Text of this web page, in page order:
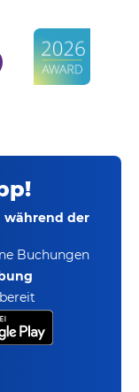
während der
Buchungen